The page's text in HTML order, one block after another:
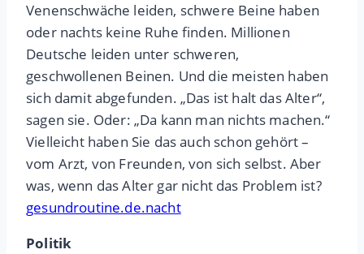
Venenschwäche leiden, schwere Beine haben
oder nachts keine Ruhe finden. Millionen
Deutsche leiden unter schweren,
geschwollenen Beinen. Und die meisten haben
sich damit abgefunden. „Das ist halt das Alter“,
sagen sie. Oder: „Da kann man nichts machen.“
Vielleicht haben Sie das auch schon gehört –
vom Arzt, von Freunden, von sich selbst. Aber
was, wenn das Alter gar nicht das Problem ist?
gesundroutine.de.nacht
Politik